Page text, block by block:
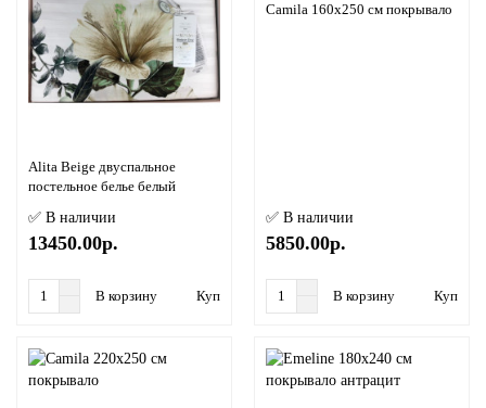
Alita Beige двуспальное
постельное белье белый
✅ В наличии
13450.00р.
В корзину Купить в 1 клик
Camila 160х250 см покрывало
✅ В наличии
5850.00р.
В корзину Купить